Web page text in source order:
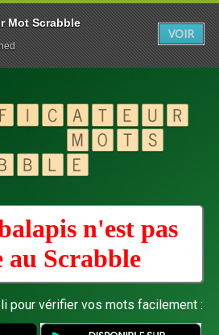
n'est pas
au Scrabble
pour vérifier vos mots facilement :
Mot Scrabble
VOIR